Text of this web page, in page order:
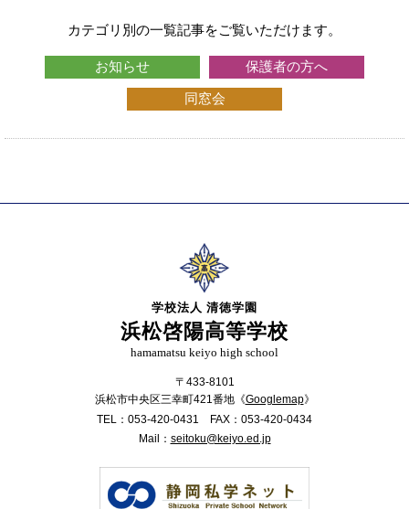
カテゴリ別の一覧記事をご覧いただけます。
お知らせ 保護者の方へ
同窓会
学校法人 清徳学園
浜松啓陽高等学校
hamamatsu keiyo high school
〒433-8101
浜松市中央区三幸町421番地《Googlemap》
TEL： 053-420-0431 FAX： 053-420-0434
Mail： seitoku@keiyo.ed.jp